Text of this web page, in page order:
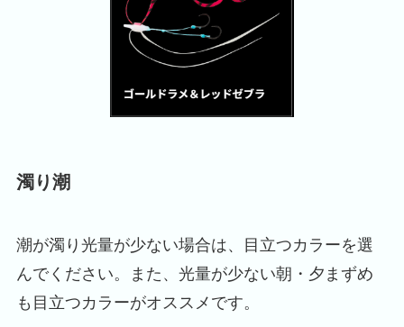
濁り潮
潮が濁り光量が少ない場合は、目立つカラーを選
んでください。また、光量が少ない朝・夕まずめ
も目立つカラーがオススメです。